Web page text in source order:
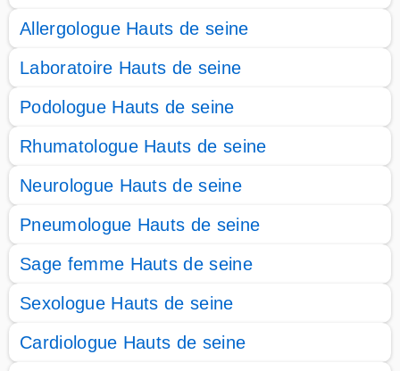
Allergologue Hauts de seine
Laboratoire Hauts de seine
Podologue Hauts de seine
Rhumatologue Hauts de seine
Neurologue Hauts de seine
Pneumologue Hauts de seine
Sage femme Hauts de seine
Sexologue Hauts de seine
Cardiologue Hauts de seine